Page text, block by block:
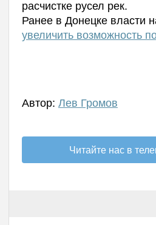
расчистке русел рек.
Ранее в Донецке власти
увеличить возможность
Автор: Лев Громов
Читайте нас в